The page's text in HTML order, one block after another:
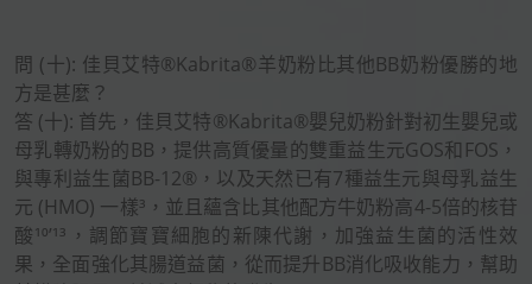
問 (十): 佳貝艾特®Kabrita®羊奶粉比其他BB奶粉優勝的地
方是甚麼？
答 (十): 首先，佳貝艾特®Kabrita®嬰兒奶粉針對初生嬰兒或
母乳轉奶粉的BB，提供高質優量的雙重益生元GOS和FOS，
與專利益生菌BB-12®，以及天然已有7種益生元與母乳益生
元 (HMO) 一樣³，並且蘊含比其他配方牛奶粉高4-5倍的核苷
酸¹⁰’¹³，調節寶寶細胞的新陳代謝，加強益生菌的活性效
果，全面強化其腸道益菌，從而提升BB消化吸收能力，幫助